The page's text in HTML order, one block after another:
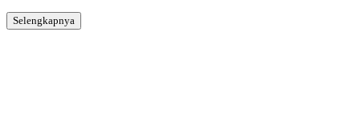
Selengkapnya